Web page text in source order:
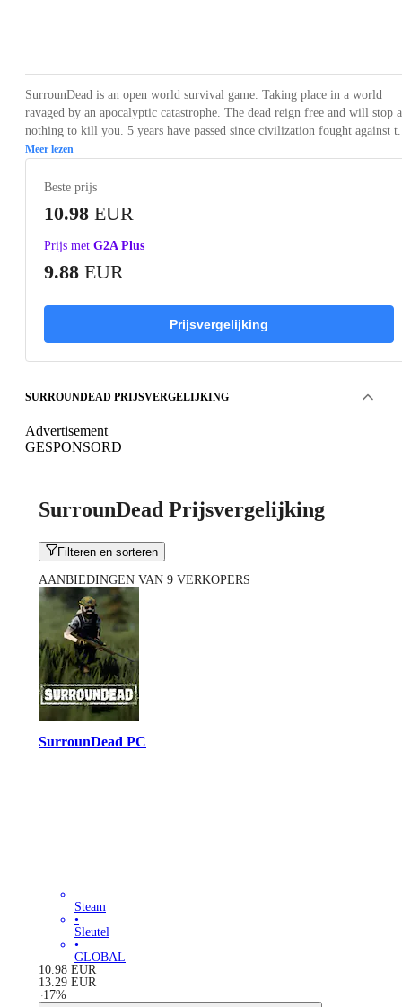
SurrounDead is an open world survival game. Taking place in a world
ravaged by an apocalyptic catastrophe. The dead reign free and will stop
nothing to kill you. 5 years have passed since civilization fought against
Meer lezen
Beste prijs
10.98 EUR
Prijs met G2A Plus
9.88 EUR
Prijsvergelijking
SURROUNDEAD PRIJSVERGELIJKING
Advertisement
GESPONSORD
SurrounDead Prijsvergelijking
Filteren en sorteren
AANBIEDINGEN VAN 9 VERKOPERS
SurrounDead PC
Steam
•
Sleutel
•
GLOBAL
10.98 EUR
13.29 EUR
-17%